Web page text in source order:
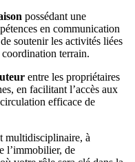
possédant une
en communication
soutenir les activités liées
terrain.
entre les propriétaires
en facilitant l’accès aux
efficace de
multidisciplinaire, à
l’immobilier, de